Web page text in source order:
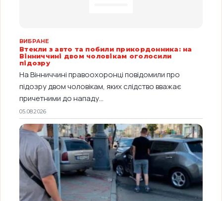
ВИБРАНЕ
Втекли з авто та побили прикордонника: на
Вінниччині двом чоловікам оголосили
підозру
На Вінниччині правоохоронці повідомили про
підозру двом чоловікам, яких слідство вважає
причетними до нападу...
05.08.2026